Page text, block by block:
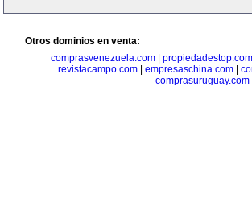
Otros dominios en venta:
comprasvenezuela.com
propiedadestop.com
revistacampo.com
empresaschina.com
comprasuruguay.com